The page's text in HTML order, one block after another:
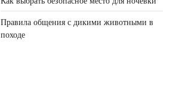
Правила общения с дикими животными в
походе